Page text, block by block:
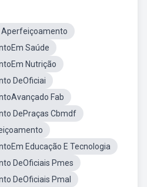
Aperfeiçoamento
Saúde
Nutrição
DeOficiai
Fab
DePraças Cbmdf
Educação E Tecnologia
DeOficiais Pmes
DeOficiais Pmal